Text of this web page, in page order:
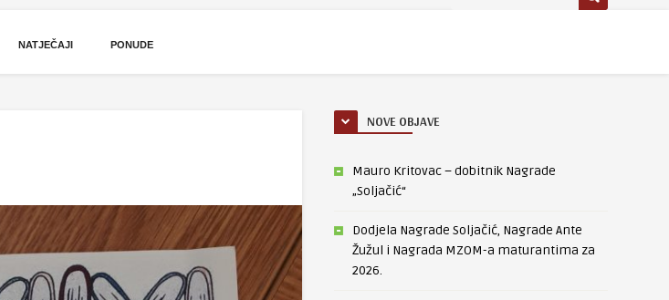
NATJEČAJI PONUDE
NOVE OBJAVE
Mauro Kritovac – dobitnik Nagrade
„Soljačić“
Dodjela Nagrade Soljačić, Nagrade Ante
Žužul i Nagrada MZOM-a maturantima za
2026.